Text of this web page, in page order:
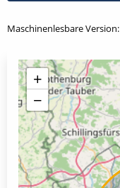
Maschinenlesbare Version:
+
−